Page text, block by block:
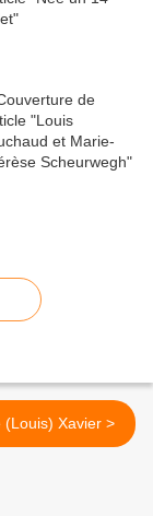
X comme (Louis) Xavier >